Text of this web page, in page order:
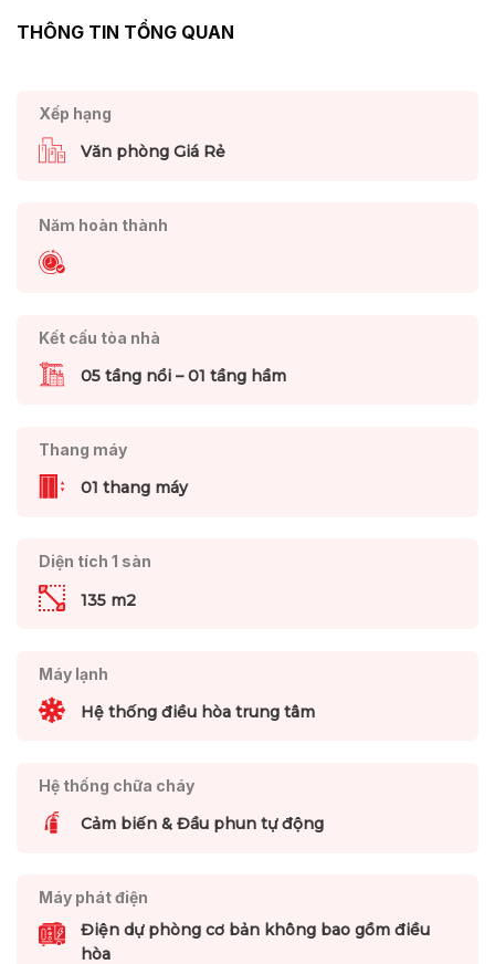
THÔNG TIN TỔNG QUAN
Xếp hạng
Văn phòng Giá Rẻ
Năm hoàn thành
Kết cấu tòa nhà
05 tầng nổi – 01 tầng hầm
Thang máy
01 thang máy
Diện tích 1 sàn
135 m2
Máy lạnh
Hệ thống điều hòa trung tâm
Hệ thống chữa cháy
Cảm biến & Đầu phun tự động
Máy phát điện
Điện dự phòng cơ bản không bao gồm điều
hòa